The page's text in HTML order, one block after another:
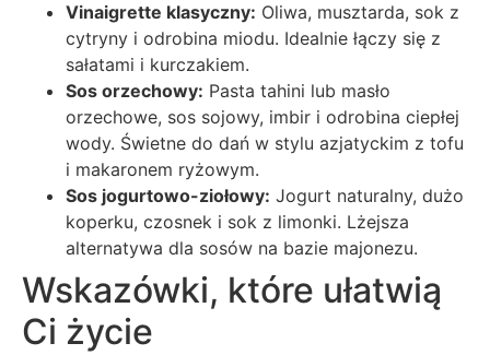
Vinaigrette klasyczny: Oliwa, musztarda, sok z
cytryny i odrobina miodu. Idealnie łączy się z
sałatami i kurczakiem.
Sos orzechowy: Pasta tahini lub masło
orzechowe, sos sojowy, imbir i odrobina ciepłej
wody. Świetne do dań w stylu azjatyckim z tofu
i makaronem ryżowym.
Sos jogurtowo-ziołowy: Jogurt naturalny, dużo
koperku, czosnek i sok z limonki. Lżejsza
alternatywa dla sosów na bazie majonezu.
Wskazówki, które ułatwią
Ci życie